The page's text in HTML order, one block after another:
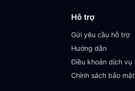
Hỗ trợ
Gửi yêu cầu hỗ trợ
Hướng dẫn
Điều khoản dịch vụ
Chính sách bảo mật